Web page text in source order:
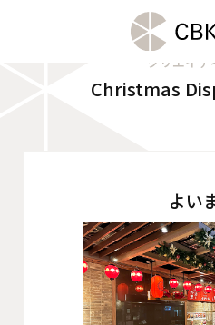
ビルメンテナンス部門
会社案内
クリエイテ
Christmas
よい